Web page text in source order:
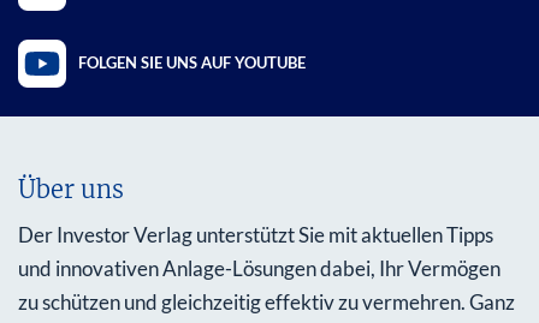
FOLGEN SIE UNS AUF YOUTUBE
Über uns
Der Investor Verlag unterstützt Sie mit aktuellen Tipps
und innovativen Anlage-Lösungen dabei, Ihr Vermögen
zu schützen und gleichzeitig effektiv zu vermehren. Ganz